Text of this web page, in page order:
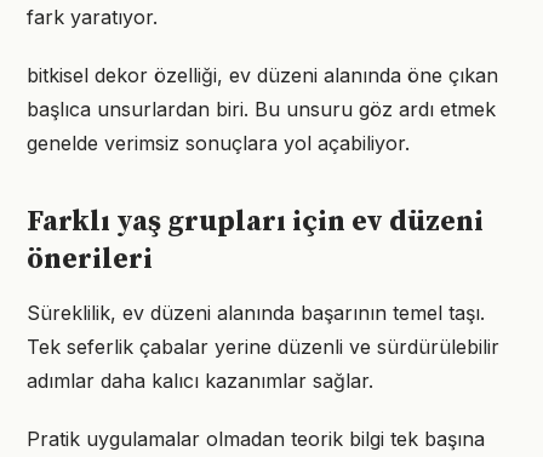
fark yaratıyor.
bitkisel dekor özelliği, ev düzeni alanında öne çıkan
başlıca unsurlardan biri. Bu unsuru göz ardı etmek
genelde verimsiz sonuçlara yol açabiliyor.
Farklı yaş grupları için ev düzeni
önerileri
Süreklilik, ev düzeni alanında başarının temel taşı.
Tek seferlik çabalar yerine düzenli ve sürdürülebilir
adımlar daha kalıcı kazanımlar sağlar.
Pratik uygulamalar olmadan teorik bilgi tek başına